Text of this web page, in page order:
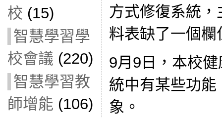
校 (15)
智慧學習學
校會議 (220)
智慧學習教
師增能 (106)
方式修復系統
料表缺了一個欄
9月9日，本校
統中有某些功
象。